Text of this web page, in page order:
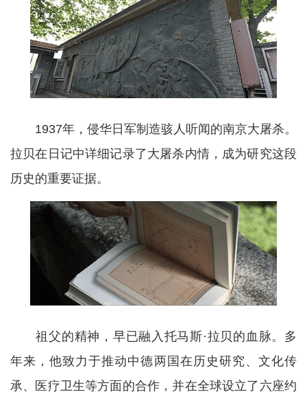
1937年，侵华日军制造骇人听闻的南京大屠杀。
拉贝在日记中详细记录了大屠杀内情，成为研究这段
历史的重要证据。
祖父的精神，早已融入托马斯·拉贝的血脉。多
年来，他致力于推动中德两国在历史研究、文化传
承、医疗卫生等方面的合作，并在全球设立了六座约